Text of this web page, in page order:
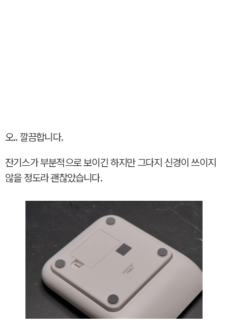
오.. 깔끔합니다.
잔기스가 부분적으로 보이긴 하지만 그다지 신경이 쓰이지
않을 정도라 괜찮았습니다.